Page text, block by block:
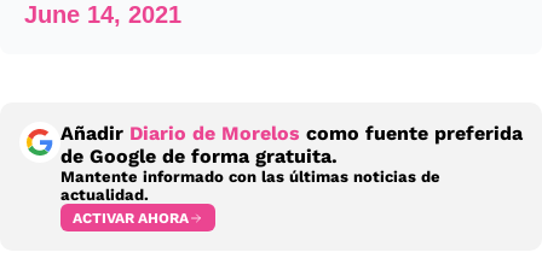
June 14, 2021
Añadir Diario de Morelos como fuente preferida
de Google de forma gratuita.
Mantente informado con las últimas noticias de
actualidad.
ACTIVAR AHORA